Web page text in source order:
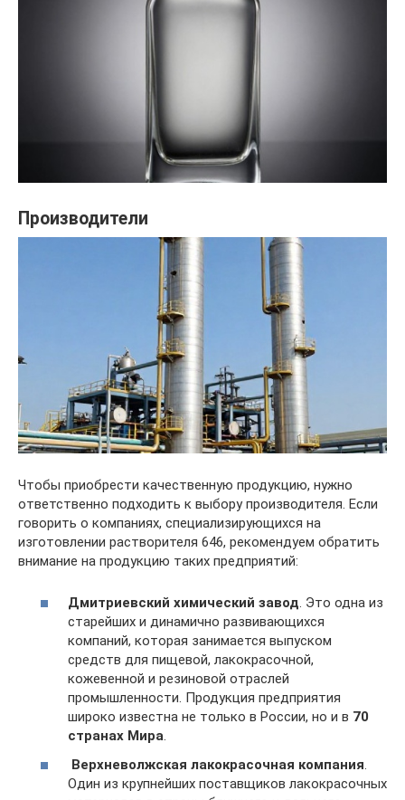
Производители
Чтобы приобрести качественную продукцию, нужно
ответственно подходить к выбору производителя. Если
говорить о компаниях, специализирующихся на
изготовлении растворителя 646, рекомендуем обратить
внимание на продукцию таких предприятий:
Дмитриевский химический завод. Это одна из
старейших и динамично развивающихся
компаний, которая занимается выпуском
средств для пищевой, лакокрасочной,
кожевенной и резиновой отраслей
промышленности. Продукция предприятия
широко известна не только в России, но и в 70
странах Мира.
Верхневолжская лакокрасочная компания.
Один из крупнейших поставщиков лакокрасочных